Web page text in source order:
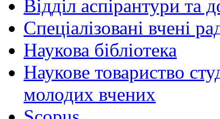
Відділ аспірантури та
Спеціалізовані вчені
Наукова бібліотека
Наукове товариство
молодих вчених